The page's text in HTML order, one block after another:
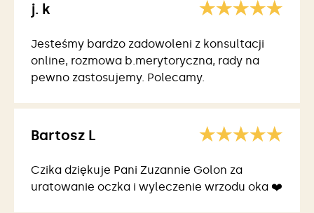
j. k
Jesteśmy bardzo zadowoleni z konsultacji
online, rozmowa b.merytoryczna, rady na
pewno zastosujemy. Polecamy.
Bartosz L
Czika dziękuje Pani Zuzannie Golon za
uratowanie oczka i wyleczenie wrzodu oka ❤️